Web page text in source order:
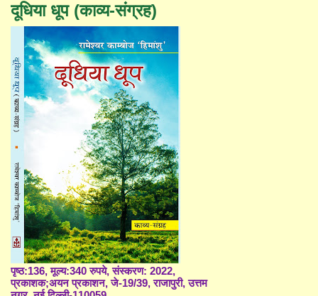
दूधिया धूप (काव्य-संग्रह)
पृष्ठ:136, मूल्य:340 रुपये, संस्करण: 2022,
प्रकाशक;अयन प्रकाशन, जे-19/39, राजापुरी, उत्तम